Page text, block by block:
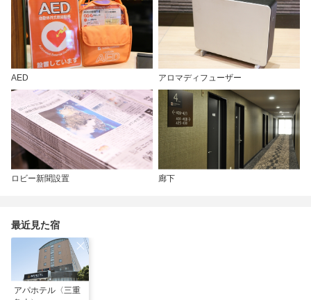
AED アロマディフューザー
ロビー新聞設置 廊下
最近見た宿
アパホテル〈三重